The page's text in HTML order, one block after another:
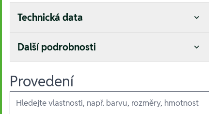
Technická data
Další podrobnosti
Provedení
Ausführungen